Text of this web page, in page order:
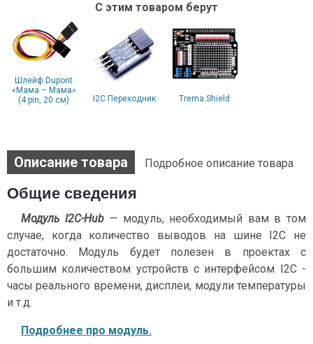
С этим товаром берут
Шлейф Dupont
«Мама – Мама»
(4 pin, 20 см)
I2C Переходник Trema Shield
Описание товара Подробное описание товара
Общие сведения
Модуль I2C-Hub— модуль, необходимый вам в том
случае, когда количество выводов на шине I2C не
достаточно. Модуль будет полезен в проектах с
большим количеством устройств с интерфейсом I2C -
часы реального времени, дисплеи, модули температуры
и т.д.
Подробнее про модуль.